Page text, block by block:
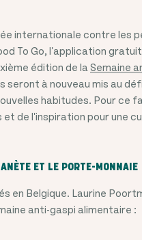
internationale contre les
To Go, l'application
édition de la Semaine
seront à nouveau mis au
habitudes. Pour ce
de l'inspiration pour une
ET LE PORTE-MONNAIE
en Belgique. Laurine
anti-gaspi alimentaire :